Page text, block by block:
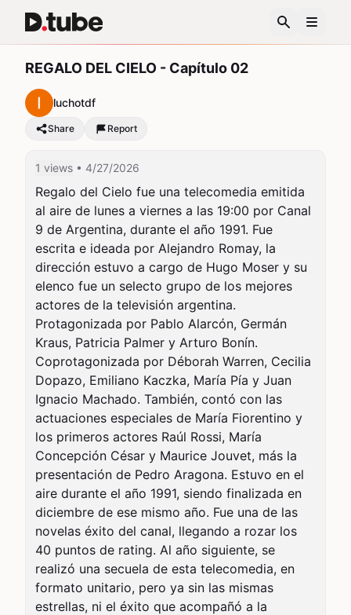
REGALO DEL CIELO - Capítulo 02
luchotdf
Share Report
1 views • 4/27/2026
Regalo del Cielo fue una telecomedia emitida
al aire de lunes a viernes a las 19:00 por Canal
9 de Argentina, durante el año 1991. Fue
escrita e ideada por Alejandro Romay, la
dirección estuvo a cargo de Hugo Moser y su
elenco fue un selecto grupo de los mejores
actores de la televisión argentina.
Protagonizada por Pablo Alarcón, Germán
Kraus, Patricia Palmer y Arturo Bonín.
Coprotagonizada por Déborah Warren, Cecilia
Dopazo, Emiliano Kaczka, María Pía y Juan
Ignacio Machado. También, contó con las
actuaciones especiales de María Fiorentino y
los primeros actores Raúl Rossi, María
Concepción César y Maurice Jouvet, más la
presentación de Pedro Aragona. Estuvo en el
aire durante el año 1991, siendo finalizada en
diciembre de ese mismo año. Fue una de las
novelas éxito del canal, llegando a rozar los
40 puntos de rating. Al año siguiente, se
realizó una secuela de esta telecomedia, en
formato unitario, pero ya sin las mismas
estrellas, ni el éxito que acompañó a la